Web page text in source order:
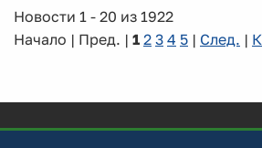
Новости 1 - 20 из 1922
Начало | Пред. | 1 2 3 4 5 | След. |